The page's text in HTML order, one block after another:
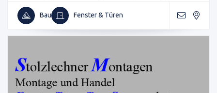
Bau Fenster & Türen